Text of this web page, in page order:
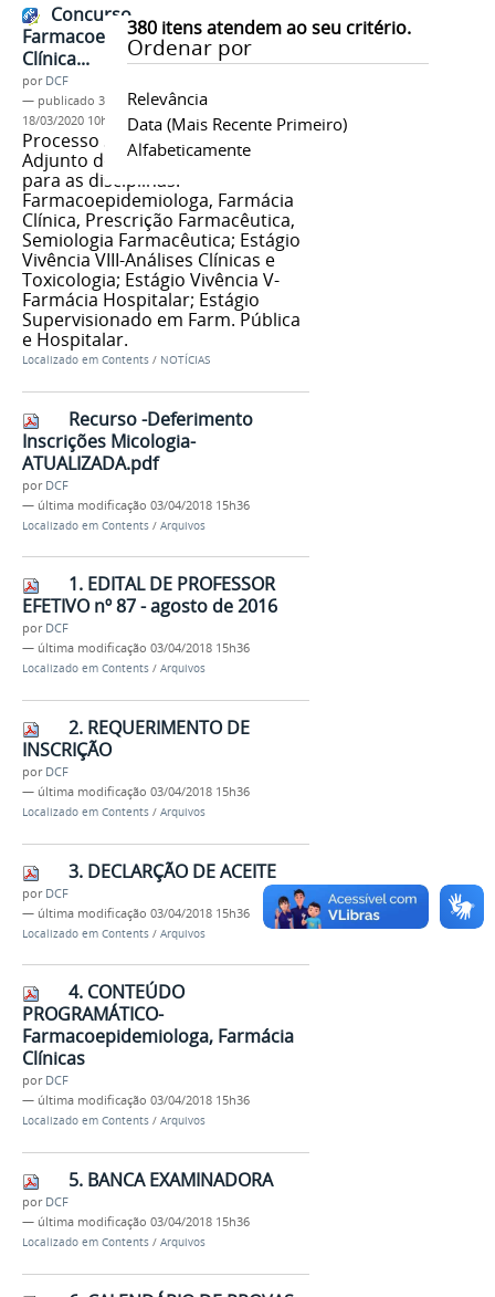
380itens atendem ao seu critério.
Ordenar por
Relevância
Data (mais Recente Primeiro)
Alfabeticamente
Concurso
Farmacoepidemiologia, Farmácia
Clínica...
por DCF
— publicado 31/05/2013—última modificação
18/03/2020 10h20
Processo Seletivo para Professor
Adjunto do Magistério Superior
para as disciplinas:
Farmacoepidemiologa, Farmácia
Clínica, Prescrição Farmacêutica,
Semiologia Farmacêutica; Estágio
Vivência VIII-Análises Clínicas e
Toxicologia; Estágio Vivência V-
Farmácia Hospitalar; Estágio
Supervisionado em Farm. Pública
e Hospitalar.
Localizado em Contents / NOTÍCIAS
Recurso -Deferimento
Inscrições Micologia-
ATUALIZADA.pdf
por DCF
— última modificação 03/04/2018 15h36
Localizado em Contents / Arquivos
1. EDITAL DE PROFESSOR
EFETIVO nº 87 - agosto de 2016
por DCF
— última modificação 03/04/2018 15h36
Localizado em Contents / Arquivos
2. REQUERIMENTO DE
INSCRIÇÃO
por DCF
— última modificação 03/04/2018 15h36
Localizado em Contents / Arquivos
3. DECLARÇÃO DE ACEITE
por DCF
— última modificação 03/04/2018 15h36
Localizado em Contents / Arquivos
4. CONTEÚDO
PROGRAMÁTICO-
Farmacoepidemiologa, Farmácia
Clínicas
por DCF
— última modificação 03/04/2018 15h36
Localizado em Contents / Arquivos
5. BANCA EXAMINADORA
por DCF
— última modificação 03/04/2018 15h36
Localizado em Contents / Arquivos